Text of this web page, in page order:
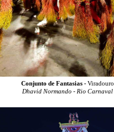
Conjunto de Fantasias - Viradouro
Dhavid Normando - Rio Carnaval